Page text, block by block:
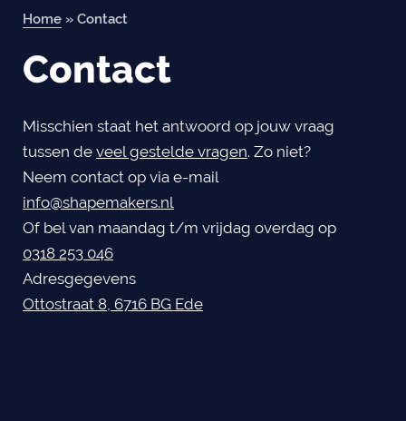
Orderportal
Home » Contact
Contact
Misschien staat het antwoord op jouw vraag
tussen de veel gestelde vragen. Zo niet?
Neem contact op via e-mail
info@shapemakers.nl
Of bel van maandag t/m vrijdag overdag op
0318 253 046
Adresgegevens
Ottostraat 8, 6716 BG Ede